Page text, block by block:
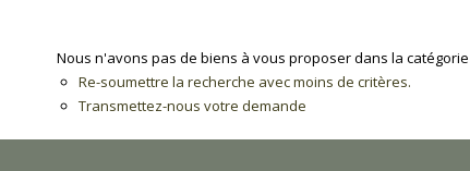
Nous n'avons pas de biens à vous proposer dans la
Re-soumettre la recherche avec moins de critères.
Transmettez-nous votre demande